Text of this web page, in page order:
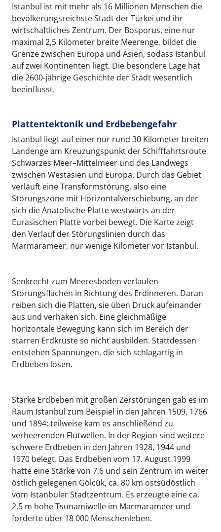
Istanbul ist mit mehr als 16 Millionen Menschen die
bevölkerungsreichste Stadt der Türkei und ihr
wirtschaftliches Zentrum. Der Bosporus, eine nur
maximal 2,5 Kilometer breite Meerenge, bildet die
Grenze zwischen Europa und Asien, sodass Istanbul
auf zwei Kontinenten liegt. Die besondere Lage hat
die 2600-jährige Geschichte der Stadt wesentlich
beeinflusst.
Plattentektonik und Erdbebengefahr
Istanbul liegt auf einer nur rund 30 Kilometer breiten
Landenge am Kreuzungspunkt der Schifffahrtsroute
Schwarzes Meer–Mittelmeer und des Landwegs
zwischen Westasien und Europa. Durch das Gebiet
verläuft eine Transformstörung, also eine
Störungszone mit Horizontalverschiebung, an der
sich die Anatolische Platte westwärts an der
Eurasischen Platte vorbei bewegt. Die Karte zeigt
den Verlauf der Störungslinien durch das
Marmarameer, nur wenige Kilometer vor Istanbul.
Senkrecht zum Meeresboden verlaufen
Störungsflächen in Richtung des Erdinneren. Daran
reiben sich die Platten, sie üben Druck aufeinander
aus und verhaken sich. Eine gleichmäßige
horizontale Bewegung kann sich im Bereich der
starren Erdkruste so nicht ausbilden. Stattdessen
entstehen Spannungen, die sich schlagartig in
Erdbeben lösen.
Starke Erdbeben mit großen Zerstörungen gab es im
Raum Istanbul zum Beispiel in den Jahren 1509, 1766
und 1894; teilweise kam es anschließend zu
verheerenden Flutwellen. In der Region sind weitere
schwere Erdbeben in den Jahren 1928, 1944 und
1970 belegt. Das Erdbeben vom 17. August 1999
hatte eine Stärke von 7,6 und sein Zentrum im weiter
östlich gelegenen Gölcük, ca. 80 km ostsüdöstlich
vom Istanbuler Stadtzentrum. Es erzeugte eine ca.
2,5 m hohe Tsunamiwelle im Marmarameer und
forderte über 18 000 Menschenleben.